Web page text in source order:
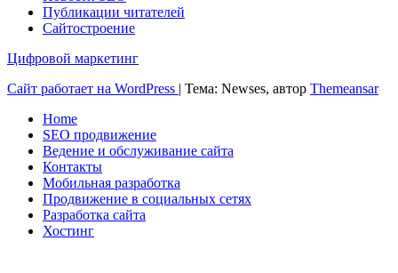
Публикации читателей
Сайтостроение
Цифровой маркетинг
Сайт работает на WordPress
Тема: Newses, автор Themeansar
Home
SEO продвижение
Ведение и обслуживание сайта
Контакты
Мобильная разработка
Продвижение в социальных сетях
Разработка сайта
Хостинг